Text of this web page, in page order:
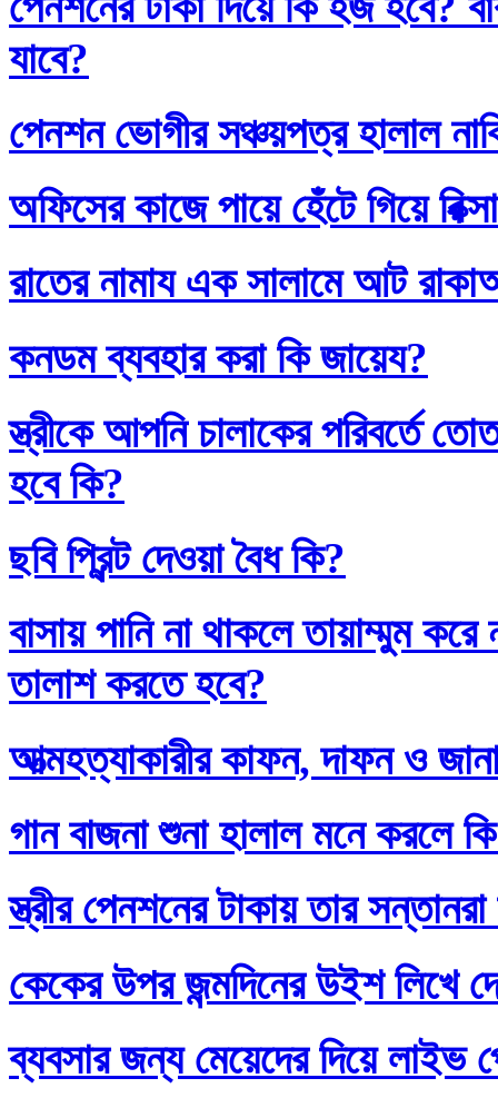
যাবে?
পেনশন ভোগীর সঞ্চয়পত্র হালাল
অফিসের কাজে পায়ে হেঁটে গিয়ে
রাতের নামায এক সালামে আট
কনডম ব্যবহার করা কি জায়েয?
স্ত্রীকে আপনি চালাকের পরিবর্তে
হবে কি?
ছবি প্রিন্ট দেওয়া বৈধ কি?
বাসায় পানি না থাকলে তায়াম্মুম
তালাশ করতে হবে?
আত্মহত্যাকারীর কাফন, দাফন ও
গান বাজনা শুনা হালাল মনে করলে
স্ত্রীর পেনশনের টাকায় তার
কেকের উপর জন্মদিনের উইশ লিখে
ব্যবসার জন্য মেয়েদের দিয়ে লাইভ